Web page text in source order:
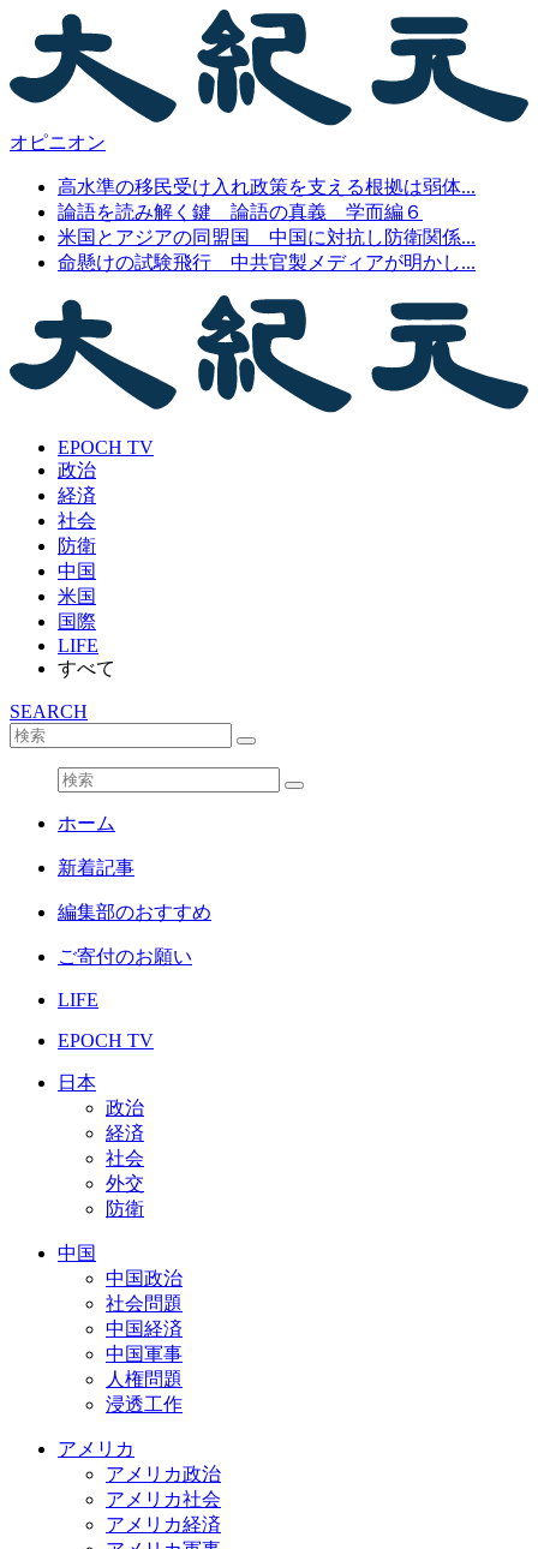
オピニオン
高水準の移民受け入れ政策を支える根拠は弱体...
論語を読み解く鍵 論語の真義 学而編６
米国とアジアの同盟国 中国に対抗し防衛関係...
命懸けの試験飛行 中共官製メディアが明かし...
EPOCH TV
政治
経済
社会
防衛
中国
米国
国際
LIFE
すべて
SEARCH
ホーム
新着記事
編集部のおすすめ
ご寄付のお願い
LIFE
EPOCH TV
日本
政治
経済
社会
外交
防衛
中国
中国政治
社会問題
中国経済
中国軍事
人権問題
浸透工作
アメリカ
アメリカ政治
アメリカ社会
アメリカ経済